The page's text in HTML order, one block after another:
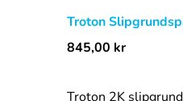
Troton
845,00 kr
Troton 2K